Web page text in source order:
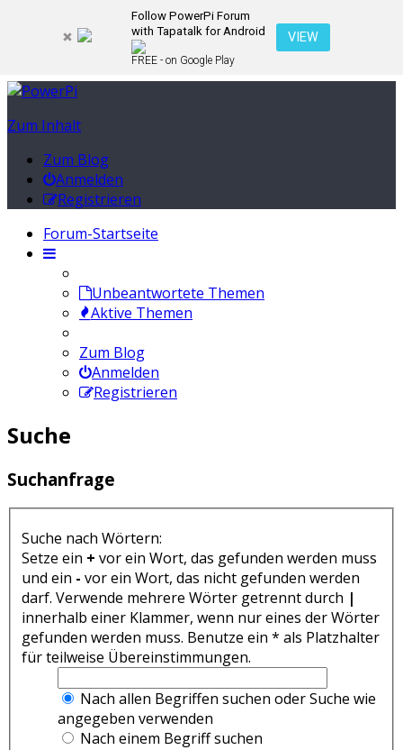
Follow PowerPi Forum
with Tapatalk for Android
FREE - on Google Play
VIEW
Zum Inhalt
Zum Blog
Anmelden
Registrieren
Forum-Startseite
Unbeantwortete Themen
Aktive Themen
Zum Blog
Anmelden
Registrieren
Suche
Suchanfrage
Suche nach Wörtern:
Setze ein + vor ein Wort, das gefunden werden muss
und ein - vor ein Wort, das nicht gefunden werden
darf. Verwende mehrere Wörter getrennt durch |
innerhalb einer Klammer, wenn nur eines der Wörter
gefunden werden muss. Benutze ein * als Platzhalter
für teilweise Übereinstimmungen.
Nach allen Begriffen suchen oder Suche wie
angegeben verwenden
Nach einem Begriff suchen